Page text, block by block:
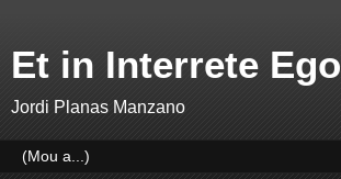
Et in Interrete Ego
Jordi Planas Manzano